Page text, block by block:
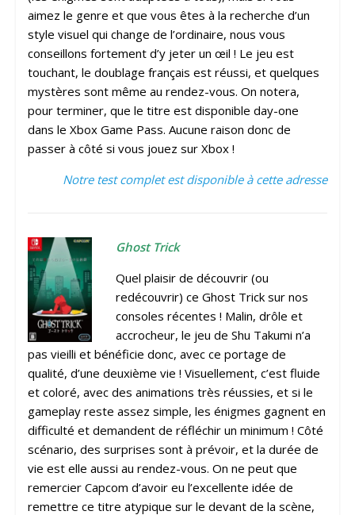
aimez le genre et que vous êtes à la recherche d’un
style visuel qui change de l’ordinaire, nous vous
conseillons fortement d’y jeter un œil ! Le jeu est
touchant, le doublage français est réussi, et quelques
mystères sont même au rendez-vous. On notera,
pour terminer, que le titre est disponible day-one
dans le Xbox Game Pass. Aucune raison donc de
passer à côté si vous jouez sur Xbox !
Notre test complet est disponible à cette adresse
Ghost Trick
Quel plaisir de découvrir (ou
redécouvrir) ce Ghost Trick sur nos
consoles récentes ! Malin, drôle et
accrocheur, le jeu de Shu Takumi n’a
pas vieilli et bénéficie donc, avec ce portage de
qualité, d’une deuxième vie ! Visuellement, c’est fluide
et coloré, avec des animations très réussies, et si le
gameplay reste assez simple, les énigmes gagnent en
difficulté et demandent de réfléchir un minimum ! Côté
scénario, des surprises sont à prévoir, et la durée de
vie est elle aussi au rendez-vous. On ne peut que
remercier Capcom d’avoir eu l’excellente idée de
remettre ce titre atypique sur le devant de la scène,